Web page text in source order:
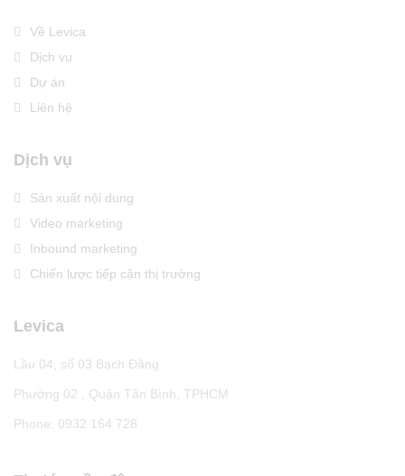
Về Levica
Dịch vụ
Dự án
Liên hệ
Dịch vụ
Sản xuất nội dung
Video marketing
Inbound marketing
Chiến lược tiếp cận thị trường
Levica
Lầu 04, số 03 Bạch Đằng
Phường 02 , Quận Tân Bình, TPHCM
Phone: 0932 164 728